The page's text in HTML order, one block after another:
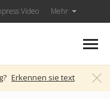
Video Mehr
Erkennen sie text